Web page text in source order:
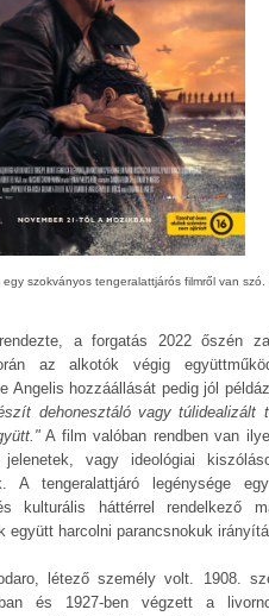
szokványos tengeralattjárós filmről van
a forgatás 2022 őszén
az alkotók végig
Angelis hozzáállását pedig jól
dehonesztáló vagy túlidealizált
A film valóban rendben van
jelenetek, vagy ideológiai
A tengeralattjáró legénysége
kulturális háttérrel rendelkező
együtt harcolni parancsnokuk
létező személy volt. 1908.
és 1927-ben végzett a